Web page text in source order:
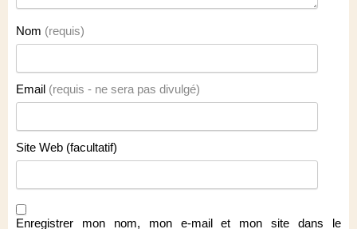
Nom (requis)
Email (requis - ne sera pas divulgé)
Site Web (facultatif)
Enregistrer mon nom, mon e-mail et mon site dans le